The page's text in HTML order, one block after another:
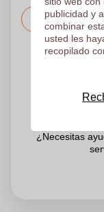
Sube tu
Revisamos
Los clientes
¿Necesitas
publicidad y
combinar
usted les
recopilado